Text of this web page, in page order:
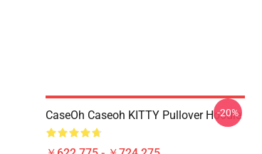
CaseOh Caseoh KITTY Pullover Hoodie
-20%